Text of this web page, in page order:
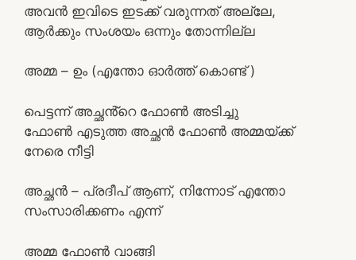
അവൻ ഇവിടെ ഇടക്ക് വരുന്നത് അല്ലേ,
ആർക്കും സംശയം ഒന്നും തോന്നില്ല
അമ്മ – ഉം (എന്തോ ഓർത്ത് കൊണ്ട് )
പെട്ടന്ന് അച്ഛൻ്റെ ഫോൺ അടിച്ചു
ഫോൺ എടുത്ത അച്ഛൻ ഫോൺ അമ്മയ്ക്ക്
നേരെ നീട്ടി
അച്ഛൻ – പ്രദീപ് ആണ്, നിന്നോട് എന്തോ
സംസാരിക്കണം എന്ന്
അമ്മ ഫോൺ വാങ്ങി